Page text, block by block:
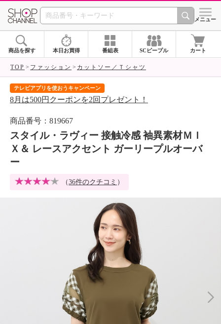
SHOP CHANNEL シメニュー
商品を探す 本日お買得 番組表 SCピープル カート
TOP ファッション カットソー／Ｔシャツ
テレビアプリを使おうキャンペーン
8月は500円クーポンを2回プレゼント！
商品番号：819667
スタイル・ラヴィー 接触冷感 袖異素材ＭＩ
Ｘ＆ レースアクセント ガーリープルオーバ
ー
（36件のクチコミ ）